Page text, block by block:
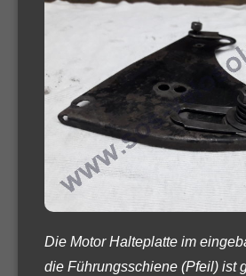
Die Motor Halteplatte im
die Führungsschiene (Pfeil) ist